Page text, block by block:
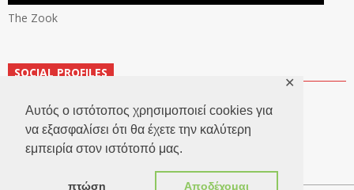
Αυτός ο ιστότοπος χρησιμοποιεί cookies για
να εξασφαλίσει ότι θα έχετε την καλύτερη
εμπειρία στον ιστότοπό μας.
πτώση Αποδέχομαι
✕
The Zook
SOCIAL PROFILES